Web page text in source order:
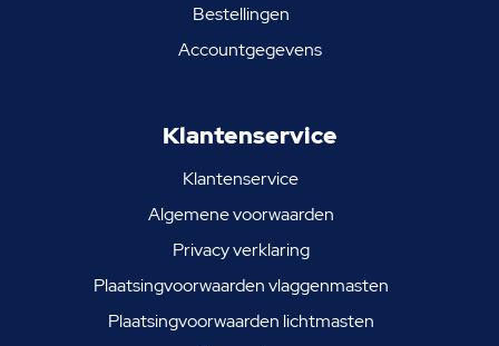
Bestellingen
Accountgegevens
Klantenservice
Klantenservice
Algemene voorwaarden
Privacy verklaring
Plaatsingvoorwaarden vlaggenmasten
Plaatsingvoorwaarden lichtmasten